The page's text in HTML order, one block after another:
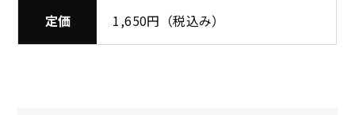
定価 1,650円（税込み）